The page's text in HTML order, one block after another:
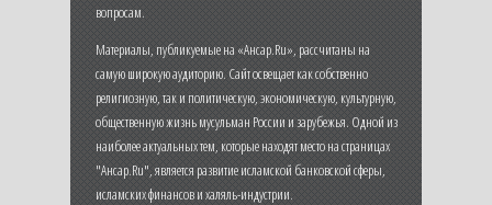
вопросам.
Материалы, публикуемые на «Ансар.Ru», рассчитаны на
самую широкую аудиторию. Сайт освещает как собственно
религиозную, так и политическую, экономическую, культурную,
общественную жизнь мусульман России и зарубежья. Одной из
наиболее актуальных тем, которые находят место на страницах
"Ансар.Ru", является развитие исламской банковской сферы,
исламских финансов и халяль-индустрии.